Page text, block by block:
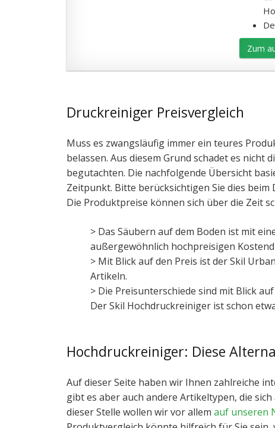
Zum
Druckreiniger Preisvergleich
Muss es zwangsläufig immer ein teures
belassen. Aus diesem Grund schadet es
begutachten. Die nachfolgende Übersicht
Zeitpunkt. Bitte berücksichtigen Sie dies beim
Die Produktpreise können sich über die Zeit
> Das Säubern auf dem Boden ist mit
außergewöhnlich hochpreisigen
> Mit Blick auf den Preis ist der Skil
Artikeln.
> Die Preisunterschiede sind mit Blick
Der Skil Hochdruckreiniger ist schon
Hochdruckreiniger: Diese
Auf dieser Seite haben wir Ihnen zahlreiche
gibt es aber auch andere Artikeltypen, die
dieser Stelle wollen wir vor allem auf unseren